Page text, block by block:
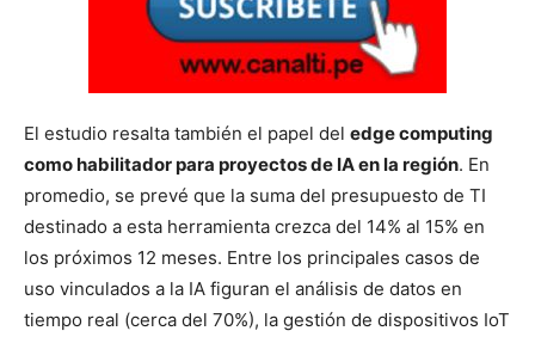
El estudio resalta también el papel del edge computing
como habilitador para proyectos de IA en la región. En
promedio, se prevé que la suma del presupuesto de TI
destinado a esta herramienta crezca del 14% al 15% en
los próximos 12 meses. Entre los principales casos de
uso vinculados a la IA figuran el análisis de datos en
tiempo real (cerca del 70%), la gestión de dispositivos IoT